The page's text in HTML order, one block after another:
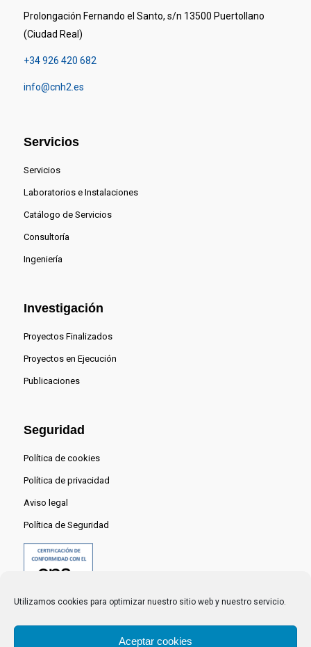
Utilizamos cookies para optimizar nuestro sitio web y nuestro servicio.
Aceptar cookies
Prolongación Fernando el Santo, s/n 13500 Puertollano
(Ciudad Real)
+34 926 420 682
info@cnh2.es
Servicios
Servicios
Laboratorios e Instalaciones
Catálogo de Servicios
Consultoría
Ingeniería
Investigación
Proyectos Finalizados
Proyectos en Ejecución
Publicaciones
Seguridad
Política de cookies
Política de privacidad
Aviso legal
Política de Seguridad